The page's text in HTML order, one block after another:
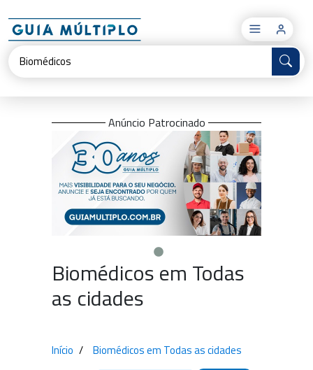
×
Anúncio Patrocinado
Biomédicos em Todas
as cidades
Início Biomédicos em Todas as cidades